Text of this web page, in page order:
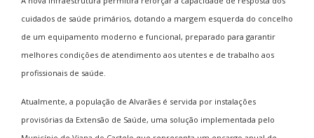
cuidados de saúde primários, dotando a margem esquerda do concelho
de um equipamento moderno e funcional, preparado para garantir
melhores condições de atendimento aos utentes e de trabalho aos
profissionais de saúde.
Atualmente, a população de Alvarães é servida por instalações
provisórias da Extensão de Saúde, uma solução implementada pelo